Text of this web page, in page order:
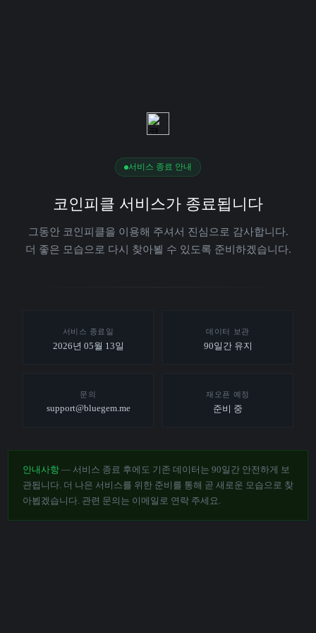
서비스 종료 안내
코인피클 서비스가 종료됩니다
그동안 코인피클을 이용해 주셔서 진심으로 감사합니다.
더 좋은 모습으로 다시 찾아뵐 수 있도록 준비하겠습니다.
서비스 종료일
2026년 05월 13일
데이터 보관
90일간 유지
문의
support@bluegem.me
재오픈 예정
준비 중
안내사항 — 서비스 종료 후에도 기존 데이터는 90일간 안전하게 보
관됩니다. 더 나은 서비스를 위한 준비를 통해 곧 새로운 모습으로 찾
아뵙겠습니다. 관련 문의는 이메일로 연락 주세요.